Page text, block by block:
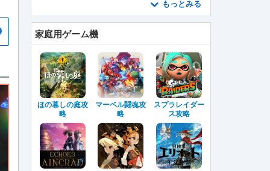
もっとみる
家庭用ゲーム機
ほの暮しの庭攻
略
マーベル闘魂攻
略
スプラレイダー
ス攻略